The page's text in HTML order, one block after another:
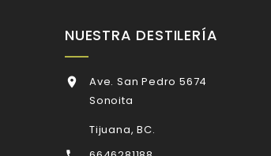
NUESTRA DESTILERÍA

Ave. San Pedro 5674
Sonoita
Tijuana, BC.